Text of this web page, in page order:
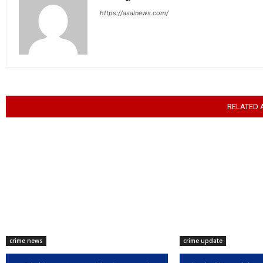
https://asalnews.com/
RELATED
crime news crime update